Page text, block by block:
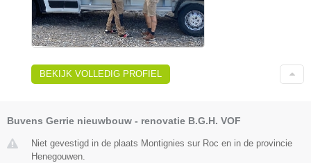
BEKIJK VOLLEDIG PROFIEL
Buvens Gerrie nieuwbouw - renovatie B.G.H. VOF
Niet gevestigd in de plaats Montignies sur Roc en in de provincie
Henegouwen.